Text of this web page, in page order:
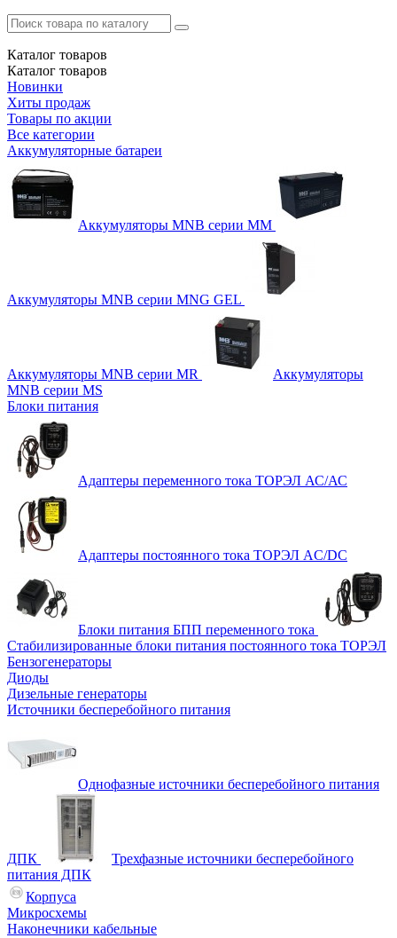
Каталог товаров
Каталог товаров
Новинки
Хиты продаж
Товары по акции
Все категории
Аккумуляторные батареи
Аккумуляторы MNB серии MM
Аккумуляторы MNB серии MNG GEL
Аккумуляторы MNB серии MR
Аккумуляторы
MNB серии MS
Блоки питания
Адаптеры переменного тока ТОРЭЛ АС/АС
Адаптеры постоянного тока ТОРЭЛ AC/DC
Блоки питания БПП переменного тока
Стабилизированные блоки питания постоянного тока ТОРЭЛ
Бензогенераторы
Диоды
Дизельные генераторы
Источники бесперебойного питания
Однофазные источники бесперебойного питания
ДПК
Трехфазные источники бесперебойного
питания ДПК
Корпуса
Микросхемы
Наконечники кабельные